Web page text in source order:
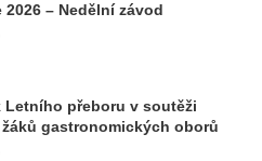
2026 – Nedělní závod
Letního přeboru v soutěži
gastronomických oborů